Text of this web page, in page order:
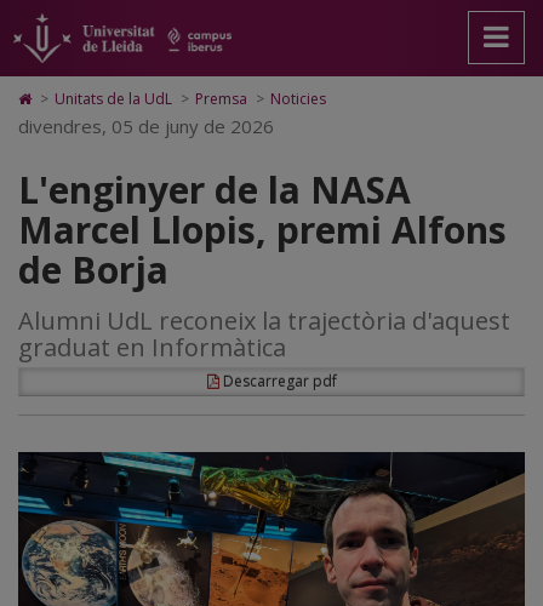
L'enginyer
de
la
NASA
Marcel
Llopis,
premi
Alfons
de
Borja
pàgina
principal.
Universitat
Lleida
contingut
principal
Mapa
Web.
Universitat
Cerca
Accessibilitat.
Universitat
Lleida
Icono
de
Home
a
la
página
de
inicio
> Unitats de la UdL > Premsa > Noticies
divendres, 05 de juny de 2026
L'enginyer de la NASA
Marcel Llopis, premi Alfons
de Borja
Alumni UdL reconeix la trajectòria d'aquest
graduat en Informàtica
Descarregar pdf